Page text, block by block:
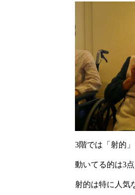
3階では「射的
動いてる的は3
射的は特に人気